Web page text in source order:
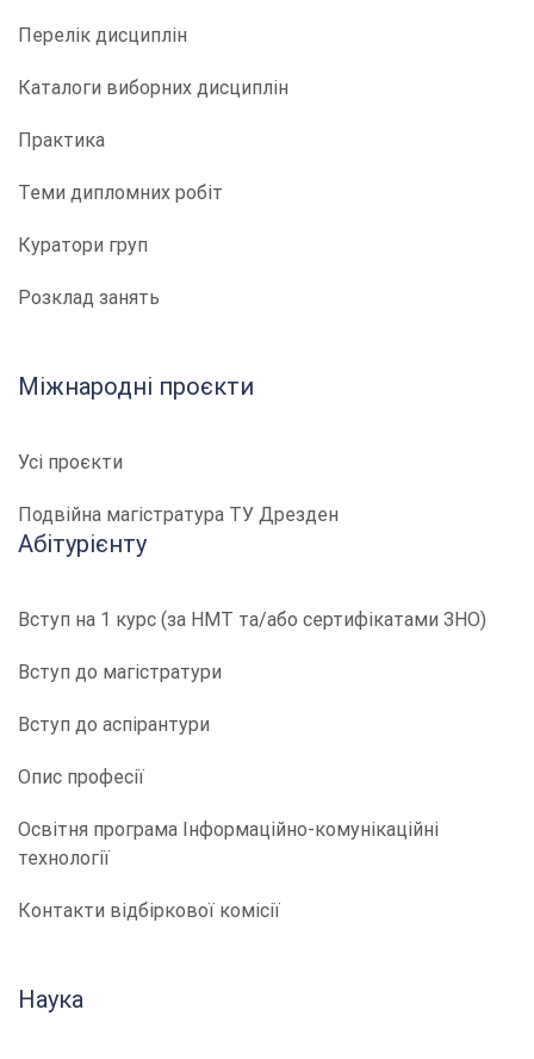
Перелік дисциплін
Каталоги виборних дисциплін
Практика
Теми дипломних робіт
Куратори груп
Розклад занять
Міжнародні проєкти
Усі проєкти
Подвійна магістратура ТУ Дрезден
Абітурієнту
Вступ на 1 курс (за НМТ та/або сертифікатами ЗНО)
Вступ до магістратури
Вступ до аспірантури
Опис професії
​​Освітня програма Інформаційно-комунікаційні
технології
Контакти відбіркової комісії
Наука